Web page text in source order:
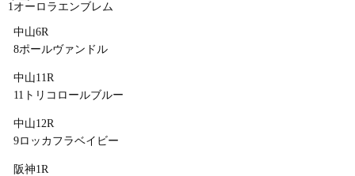
1オーロラエンブレム
中山6R
8ポールヴァンドル
中山11R
11トリコロールブルー
中山12R
9ロッカフラベイビー
阪神1R